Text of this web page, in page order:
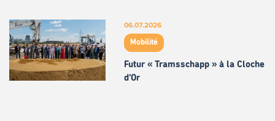
06.07.2026
Mobilité
Futur « Tramsschapp » à la Cloche
d’Or